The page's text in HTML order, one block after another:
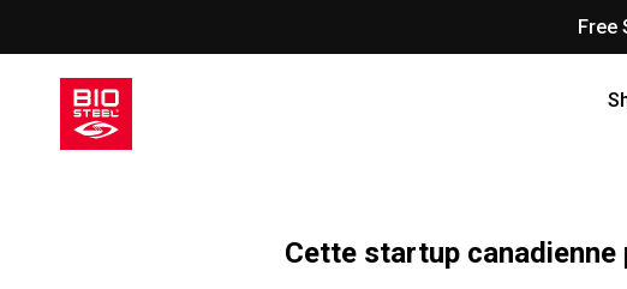
au
contenu
Free
Cette startup canadienne